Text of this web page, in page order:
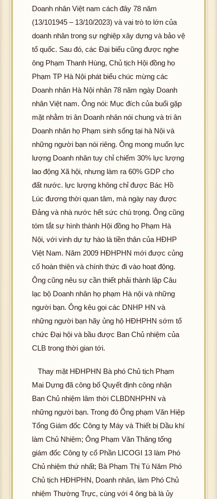
Doanh nhân Việt nam cách đây 78 năm
(13/101945 – 13/10/2023) và vai trò to lớn của
doanh nhân trong sự nghiệp xây dựng và bảo vệ
tổ quốc. Sau đó, các Đại biểu cũng được nghe
ông Phạm Thanh Hùng, Chủ tịch Hội đồng họ
Phạm TP Hà Nội phát biểu chúc mừng các
Doanh nhân Hà Nội nhân 78 năm ngày Doanh
nhân Việt nam. Ông nói: Mục đích của buổi gặp
mặt nhằm tri ân Doanh nhân nói chung và tri ân
Doanh nhân họ Phạm sinh sống tại hà Nội và
những người bạn nói riêng. Ông mong muốn lực
lượng Doanh nhân tuy chỉ chiếm 30% lực lượng
lao động Xã hội, nhưng làm ra 60% GDP cho
đất nước. lực lượng không chỉ được Bác Hồ
Lúc đương thời quan tâm, mà ngày nay được
Đảng và nhà nước hết sức chú trọng. Ông cũng
tóm tắt sự hình thành Hội đồng họ Phạm Hà
Nội, với vinh dự tự hào là tiền thân của HĐHP
Việt Nam. Năm 2009 HĐHPHN mới được củng
cố hoàn thiện và chính thức đi vào hoạt động.
Ông cũng nêu sự cần thiết phải thành lập Câu
lạc bộ Doanh nhân họ phạm Hà nội và những
người bạn. Ông kêu gọi các DNHP HN và
những người bạn hãy ủng hộ HĐHPHN sớm tổ
chức Đại hội và bầu được Ban Chủ nhiệm của
CLB trong thời gian tới.
Thay mặt HĐHPHN Bà phó Chủ tịch Phạm
Mai Dựng đã công bố Quyết định công nhận
Ban Chủ nhiệm lâm thời CLBDNHPHN và
những người bạn. Trong đó Ông phạm Văn Hiệp
Tổng Giám đốc Công ty Máy và Thiết bị Dầu khí
làm Chủ Nhiệm; Ông Phạm Văn Thăng tổng
giám đốc Công ty cổ Phần LICOGI 13 làm Phó
Chủ nhiệm thứ nhất; Bà Phạm Thị Tú Năm Phó
Chủ tịch HĐHPHN, Doanh nhân, làm Phó Chủ
nhiệm Thường Trực, cùng với 4 ông bà là ủy